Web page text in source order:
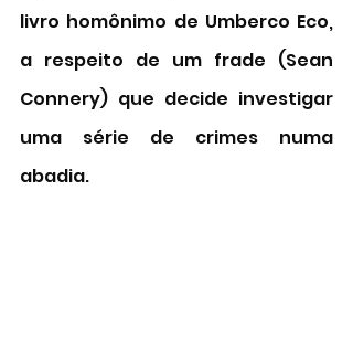
livro homônimo de Umberco Eco,
a respeito de um frade (Sean
Connery) que decide investigar
uma série de crimes numa
abadia.